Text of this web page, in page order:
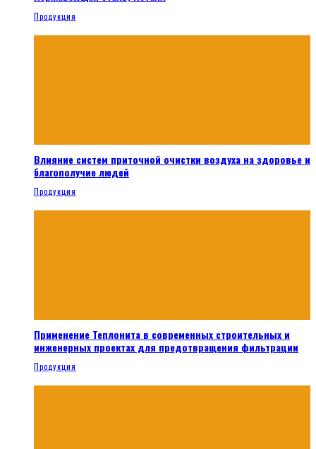
Продукция
Влияние систем приточной очистки воздуха на здоровье и
благополучие людей
Продукция
Применение Теплонита в современных строительных и
инженерных проектах для предотвращения фильтрации
Продукция